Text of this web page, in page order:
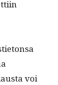
voi